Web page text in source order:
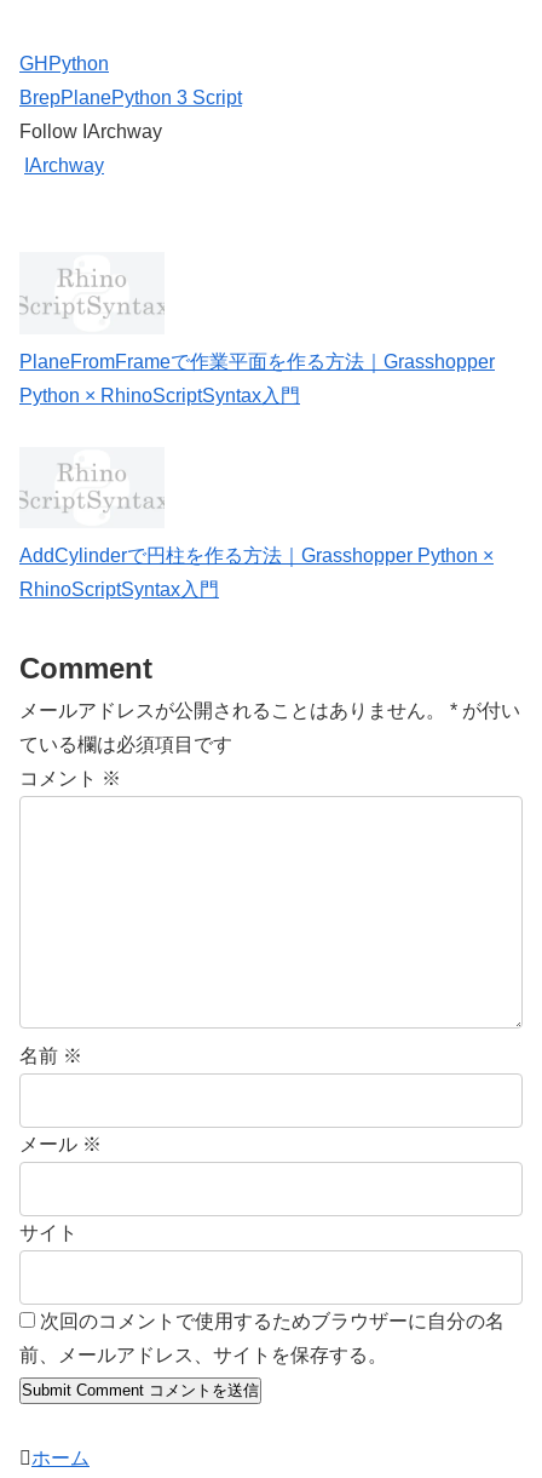
GHPython
BrepPlanePython 3 Script
Follow IArchway
IArchway
PlaneFromFrameで作業平面を作る方法｜Grasshopper
Python × RhinoScriptSyntax入門
AddCylinderで円柱を作る方法｜Grasshopper Python ×
RhinoScriptSyntax入門
Comment
メールアドレスが公開されることはありません。 * が付い
ている欄は必須項目です
コメント ※
名前 ※
メール ※
サイト
次回のコメントで使用するためブラウザーに自分の名
前、メールアドレス、サイトを保存する。
ホーム